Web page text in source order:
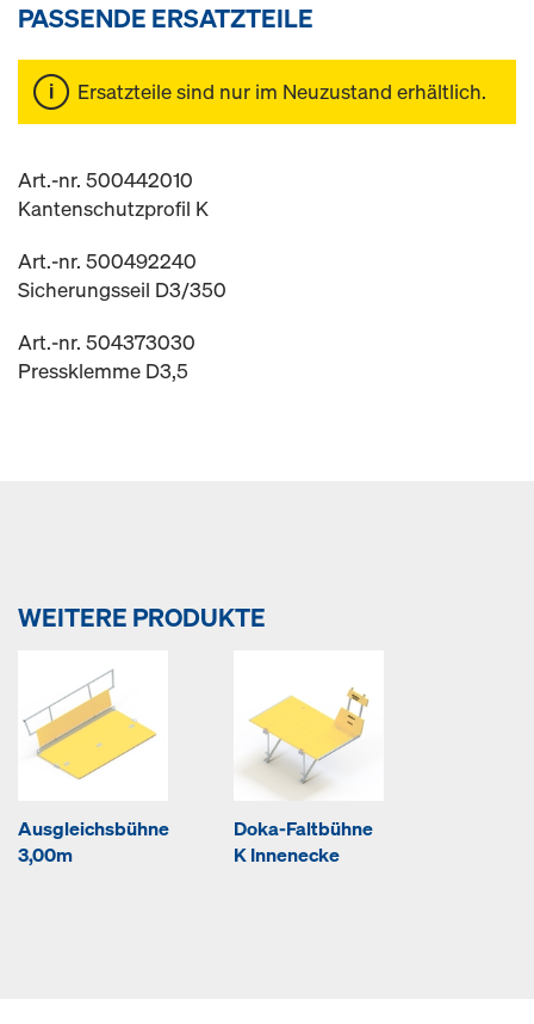
PASSENDE ERSATZTEILE
Ersatzteile sind nur im Neuzustand erhältlich.
Art.-nr. 500442010
Kantenschutzprofil K
Art.-nr. 500492240
Sicherungsseil D3/350
Art.-nr. 504373030
Pressklemme D3,5
WEITERE PRODUKTE
Ausgleichsbühne
3,00m
Doka-Faltbühne
K Innenecke